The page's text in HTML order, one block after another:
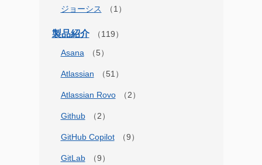
ジョーシス
製品紹介
Asana
Atlassian
Atlassian Rovo
Github
GitHub Copilot
GitLab